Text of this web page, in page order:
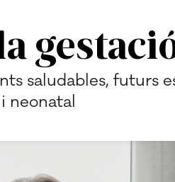
saludables, futurs
neonatal